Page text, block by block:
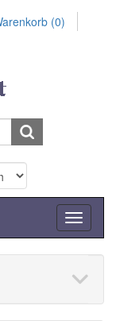
(0)
Toggle